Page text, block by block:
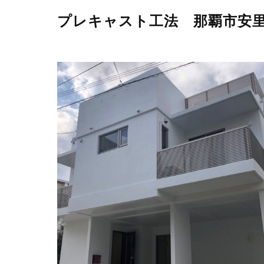
プレキャスト工法 那覇市安